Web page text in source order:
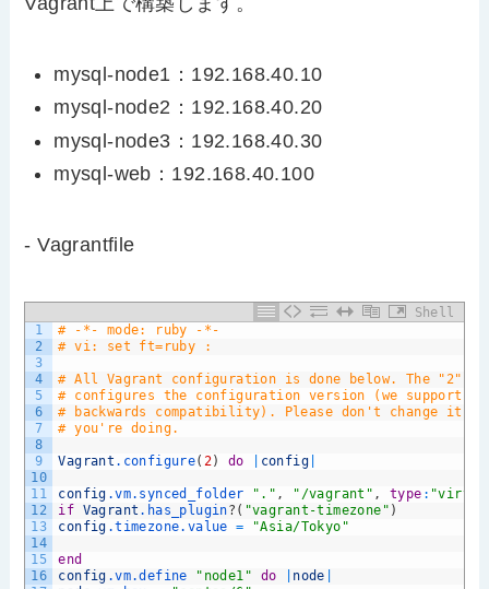
mysql-node1：192.168.40.10
mysql-node2：192.168.40.20
mysql-node3：192.168.40.30
mysql-web：192.168.40.100
- Vagrantfile
Shell
1
2
3
4
5
6
7
8
9
10
11
12
13
14
15
16
# -*- mode: ruby -*-
# vi: set ft=ruby :
# All Vagrant configuration is done below. The "2" in
# configures the configuration version (we support
# backwards compatibility). Please don't change it
# you're doing.
Vagrant .configure( 2) do config|
config .vm.synced_folder "." , "/vagrant" , type :
if Vagrant .has_plugin? ( "vagrant-timezone" )
config .timezone.value = "Asia/Tokyo"
end
config .vm.define "node1" do node